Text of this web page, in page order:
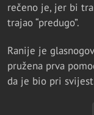
rečeno je, jer bi
trajao “predugo”.
Ranije je
pružena prva
da je bio pri